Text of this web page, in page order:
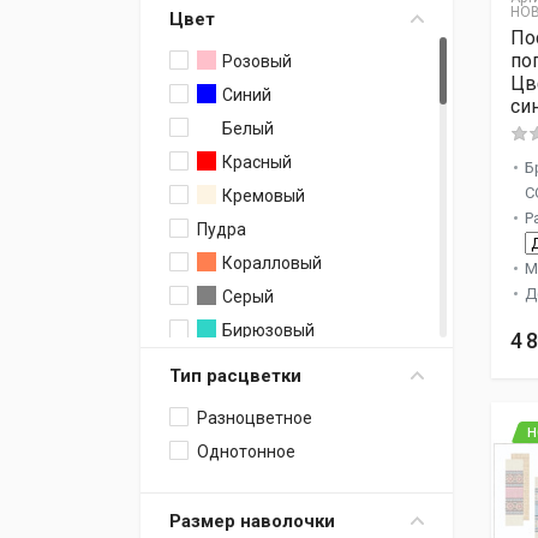
Цвет
Розовый
Синий
Белый
Красный
Кремовый
Пудра
Коралловый
Серый
Бирюзовый
Бежевый
Капучино
Фисташковый
Тип расцветки
Разноцветное
Однотонное
Размер наволочки
4